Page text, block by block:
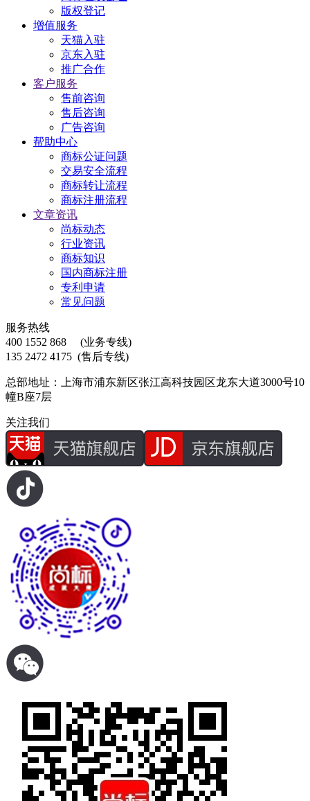
版权登记
增值服务
天猫入驻
京东入驻
推广合作
客户服务
售前咨询
售后咨询
广告咨询
帮助中心
商标公证问题
交易安全流程
商标转让流程
商标注册流程
文章资讯
尚标动态
行业资讯
商标知识
国内商标注册
专利申请
常见问题
服务热线
400 1552 868
(业务专线)
135 2472 4175 (售后专线)
总部地址：上海市浦东新区张江高科技园区龙东大道3000号10
幢B座7层
关注我们